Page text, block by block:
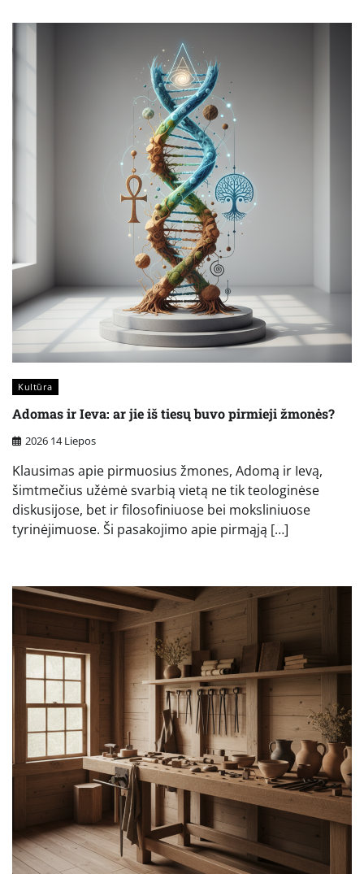
Kultūra
Adomas ir Ieva: ar jie iš tiesų buvo pirmieji žmonės?
2026 14 Liepos
Klausimas apie pirmuosius žmones, Adomą ir Ievą,
šimtmečius užėmė svarbią vietą ne tik teologinėse
diskusijose, bet ir filosofiniuose bei moksliniuose
tyrinėjimuose. Ši pasakojimo apie pirmąją […]